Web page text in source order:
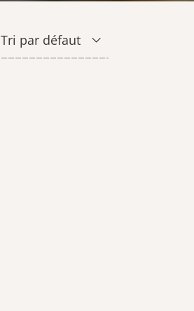
SAVONS
CIRE
Tri par défaut